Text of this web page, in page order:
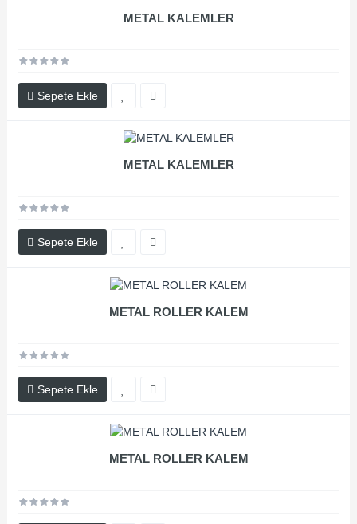
METAL KALEMLER
Sepete Ekle
METAL KALEMLER
Sepete Ekle
METAL ROLLER KALEM
Sepete Ekle
METAL ROLLER KALEM